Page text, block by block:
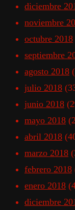
diciembre
noviembre
octubre 2018
septiembre
agosto 2018
julio 2018
junio 2018
mayo 2018
abril 2018
marzo 2018
febrero 2018
enero 2018
diciembre